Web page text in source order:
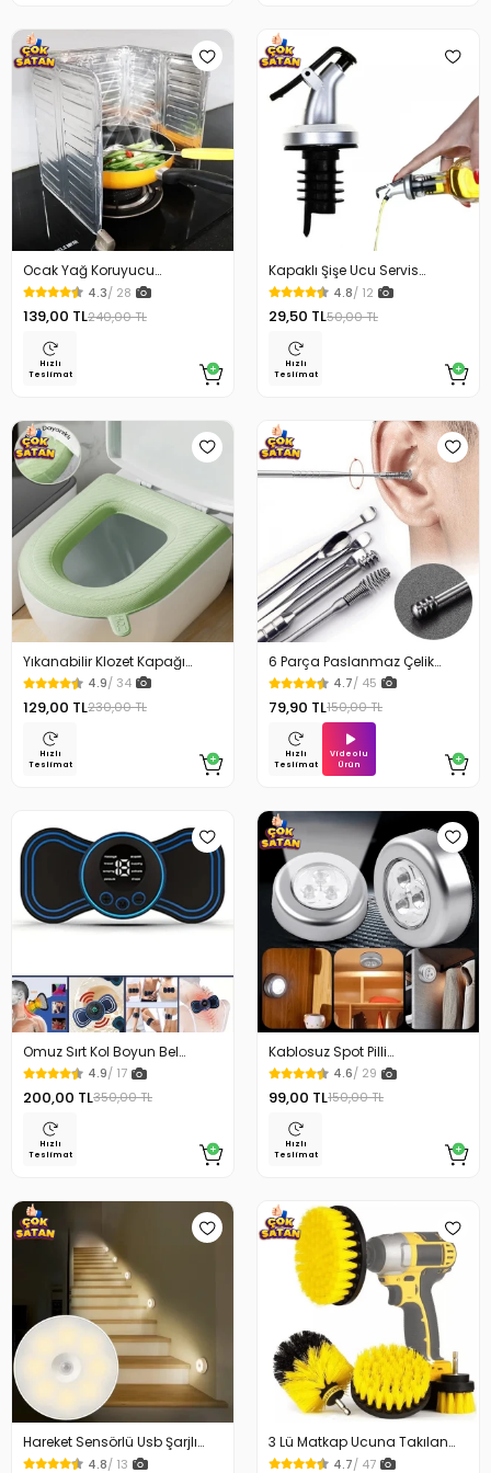
Ocak Yağ Koruyucu
Alüminyum Levha 32.5 x 84
Cm
4.3/ 28
139,00 TL240,00 TL
Hızlı
Teslimat
Kapaklı Şişe Ucu Servis
Aparatı Yağdanlık Tıpa
4.8/ 12
29,50 TL50,00 TL
Hızlı
Teslimat
Yıkanabilir Klozet Kapağı
Süngeri Su Geçirmez
4.9/ 34
129,00 TL230,00 TL
Hızlı
Teslimat
6 Parça Paslanmaz Çelik
Kulak Temizleme Seti
4.7/ 45
79,90 TL150,00 TL
Hızlı
Teslimat
Videolu
Ürün
Omuz Sırt Kol Boyun Bel
Kelebek Masaj Aleti
4.9/ 17
200,00 TL350,00 TL
Hızlı
Teslimat
Kablosuz Spot Pilli
Dokunmatik Led Lamba
4.6/ 29
99,00 TL150,00 TL
Hızlı
Teslimat
Hareket Sensörlü Usb Şarjlı
Beyaz Led Işık Lamba
4.8/ 13
3 Lü Matkap Ucuna Takılan
Temizlik Fırça Seti
4.7/ 47